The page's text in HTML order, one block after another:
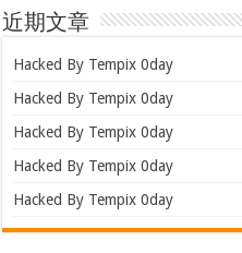
近期文章
Hacked By Tempix 0day
Hacked By Tempix 0day
Hacked By Tempix 0day
Hacked By Tempix 0day
Hacked By Tempix 0day